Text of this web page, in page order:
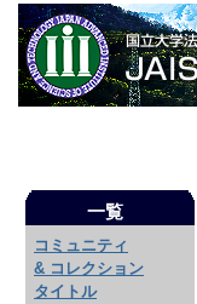
一覧
コミュニティ
& コレクション
タイトル